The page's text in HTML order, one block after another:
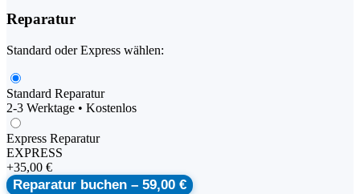
Reparatur
Standard oder Express wählen:
Standard Reparatur
2-3 Werktage • Kostenlos
Express Reparatur
EXPRESS
+35,00 €
Reparatur buchen – 59,00 €